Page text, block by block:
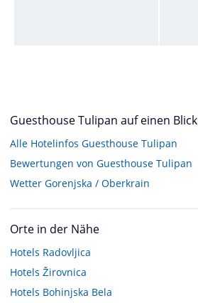
Guesthouse Tulipan auf einen Blick
Alle Hotelinfos Guesthouse Tulipan
Bewertungen von Guesthouse Tulipan
Wetter Gorenjska / Oberkrain
Orte in der Nähe
Hotels Radovljica
Hotels Žirovnica
Hotels Bohinjska Bela